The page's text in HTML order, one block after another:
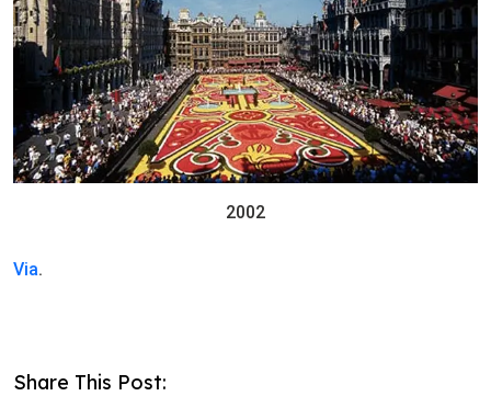
2002
Via.
Share This Post: